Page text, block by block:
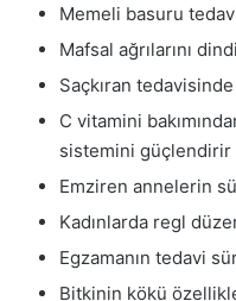
Memeli basuru
Mafsal ağrılarını
Saçkıran tedavisinde
C vitamini
sistemini güçlendirir
Emziren annelerin
Kadınlarda regl
Egzamanın tedavi
Bitkinin kökü